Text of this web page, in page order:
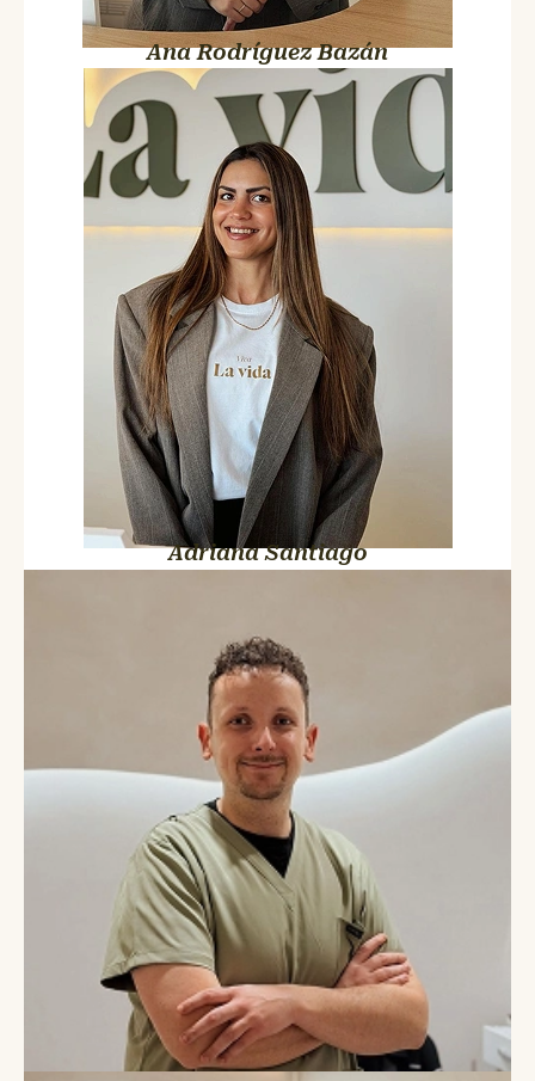
Ana Rodríguez Bazán
Adriana Santiago
Adriana Santiago
Administrativa y recepcionista
La primera cara que ves cuando llegas. La última que te
despide cuando te vas. Y la que mientras tanto está con diez
cosas a la vez sin que se le note. Adriana es el pegamento que
une todo lo que pasa en el centro.
Más de 7 años de experiencia, especializado en podología
clínica, cuidado y tratamiento de uñas, corte y fresado ungueal,
estudio de la pisada, plantillas personalizadas y órtesis de
silicona.